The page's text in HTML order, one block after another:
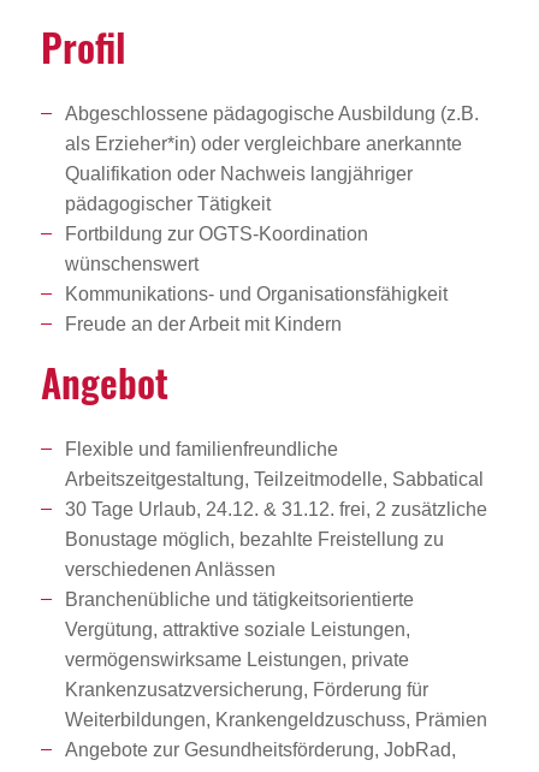
Profil
Abgeschlossene pädagogische Ausbildung (z.B.
als Erzieher*in) oder vergleichbare anerkannte
Qualifikation oder Nachweis langjähriger
pädagogischer Tätigkeit
Fortbildung zur OGTS-Koordination
wünschenswert
Kommunikations- und Organisationsfähigkeit
Freude an der Arbeit mit Kindern
Angebot
Flexible und familienfreundliche
Arbeitszeitgestaltung, Teilzeitmodelle, Sabbatical
30 Tage Urlaub, 24.12. & 31.12. frei, 2 zusätzliche
Bonustage möglich, bezahlte Freistellung zu
verschiedenen Anlässen
Branchenübliche und tätigkeitsorientierte
Vergütung, attraktive soziale Leistungen,
vermögenswirksame Leistungen, private
Krankenzusatzversicherung, Förderung für
Weiterbildungen, Krankengeldzuschuss, Prämien
Angebote zur Gesundheitsförderung, JobRad,